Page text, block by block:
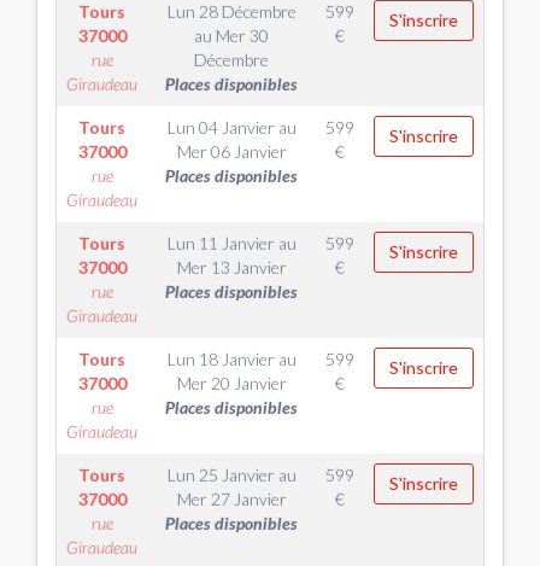
Tours
37000
rue
Giraudeau
Lun 28 Décembre
au Mer 30
Décembre
Places disponibles
599
€
S'inscrire
Tours
37000
rue
Giraudeau
Lun 04 Janvier au
Mer 06 Janvier
Places disponibles
599
€
S'inscrire
Tours
37000
rue
Giraudeau
Lun 11 Janvier au
Mer 13 Janvier
Places disponibles
599
€
S'inscrire
Tours
37000
rue
Giraudeau
Lun 18 Janvier au
Mer 20 Janvier
Places disponibles
599
€
S'inscrire
Tours
37000
rue
Giraudeau
Lun 25 Janvier au
Mer 27 Janvier
Places disponibles
599
€
S'inscrire